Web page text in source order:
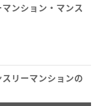
ンション・マンス
リーマンションの